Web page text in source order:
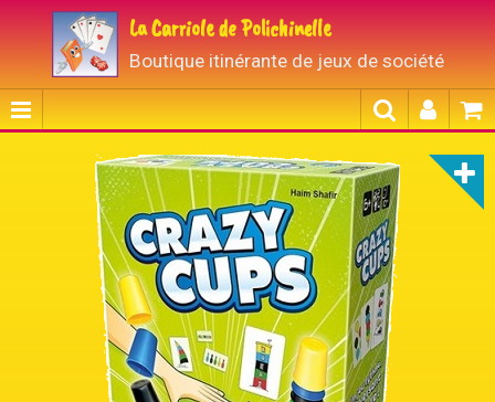
La Carriole de Polichinelle
Boutique itinérante de jeux de société